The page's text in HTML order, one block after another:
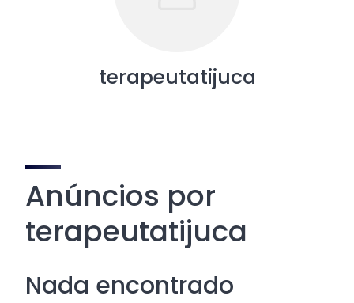
terapeutatijuca
Anúncios por
terapeutatijuca
Nada encontrado